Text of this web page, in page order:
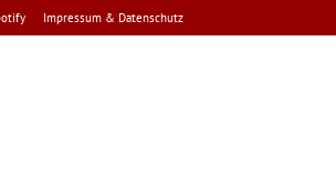
Impressum & Datenschutz